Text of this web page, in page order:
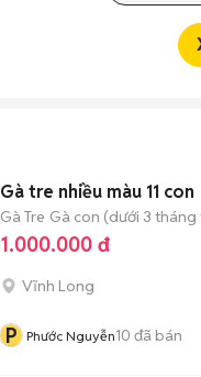
Gà tre nhiều màu 11 con
Gà Tre Gà con (dưới 3 tháng
1.000.000 đ
Vĩnh Long
P Phước Nguyễn10 đã bán